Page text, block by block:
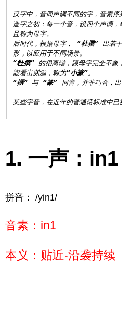
汉字中，音同声调不同的字，音素序
造字之初：每一个音，设四个声调
且称为母字。
后时代，根据母字， “杜撰” 出若干
“杜撰” 的很离谱，跟母字完全不象
能看出渊源，称为“小篆”
“撰” 与 “篆” 同音，并非巧合，出
一声：in1
拼音： /yin1/
音素：in1
本义：贴近-沿袭持续